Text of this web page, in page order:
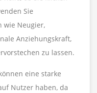
Sie
wie Neugier,
Anziehungskraft,
zu lassen.
eine starke
Nutzer haben, da